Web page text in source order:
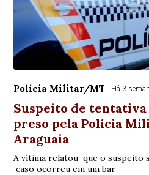
Polícia Militar/MT Há 3
Suspeito de
preso pela Polícia
Araguaia
A vítima relatou que o suspeito
caso ocorreu em um bar